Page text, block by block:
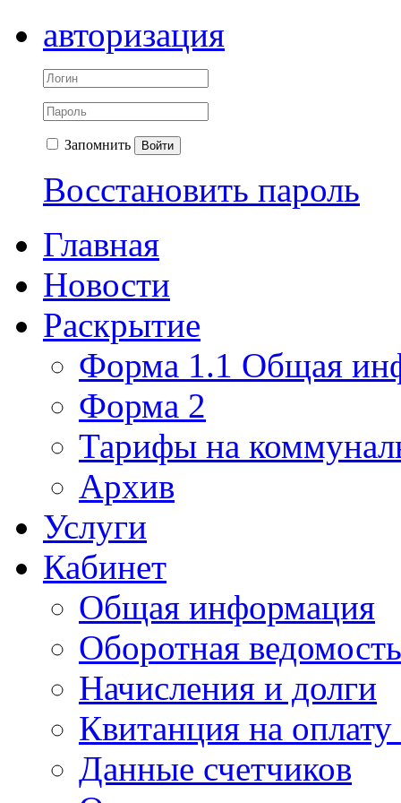
авторизация
Запомнить Войти
Восстановить пароль
Главная
Новости
Раскрытие
Форма 1.1 Общая
Форма 2
Тарифы на
Архив
Услуги
Кабинет
Общая информация
Оборотная ведомость
Начисления и долги
Квитанция на
Данные счетчиков